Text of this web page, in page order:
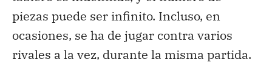
piezas puede ser infinito. Incluso, en
ocasiones, se ha de jugar contra varios
rivales a la vez, durante la misma partida.